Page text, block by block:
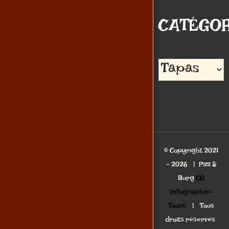
Catégories
© Copyright 2021
-2026 | Pizz &
BurgCG
Infographie-
Tours | Tous
droits réservés